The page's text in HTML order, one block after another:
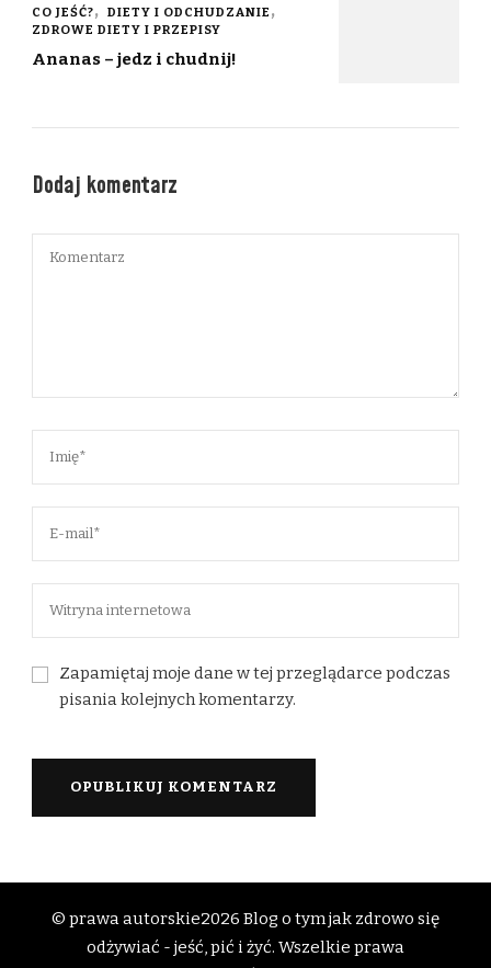
CO JEŚĆ?
DIETY I ODCHUDZANIE
ZDROWE DIETY I PRZEPISY
Ananas – jedz i chudnij!
Dodaj komentarz
Zapamiętaj moje dane w tej przeglądarce podczas
pisania kolejnych komentarzy.
© prawa autorskie2026 Blog o tym jak zdrowo się
odżywiać - jeść, pić i żyć. Wszelkie prawa